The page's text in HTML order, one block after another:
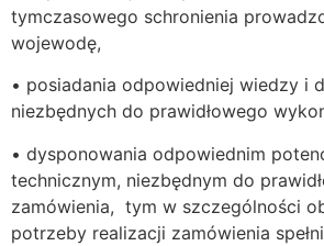
tymczasowego schronienia
wojewodę,
• posiadania odpowiedniej wiedzy i
niezbędnych do prawidłowego
• dysponowania odpowiednim
technicznym, niezbędnym do
zamówienia, tym w szczególności
potrzeby realizacji zamówienia